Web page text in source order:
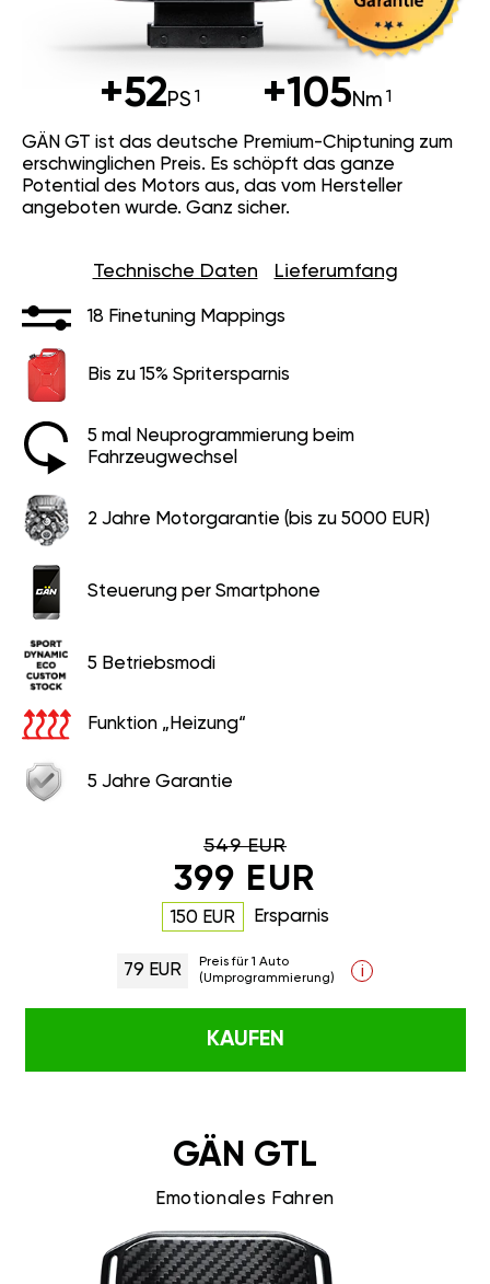
+52PS +105Nm
GÄN GT ist das deutsche Premium-Chiptuning zum
erschwinglichen Preis. Es schöpft das ganze
Potential des Motors aus, das vom Hersteller
angeboten wurde. Ganz sicher.
Technische Daten Lieferumfang
18 Finetuning Mappings
Bis zu 15% Spritersparnis
5 mal Neuprogrammierung beim
Fahrzeugwechsel
2 Jahre Motorgarantie (bis zu 5000 EUR)
Steuerung per Smartphone
5 Betriebsmodi
Funktion „Heizung“
5 Jahre Garantie
549 EUR
399 EUR
150 EUR Ersparnis
79 EUR
Preis für 1 Auto
(Umprogrammierung)
i
KAUFEN
GÄN GTL
Emotionales Fahren